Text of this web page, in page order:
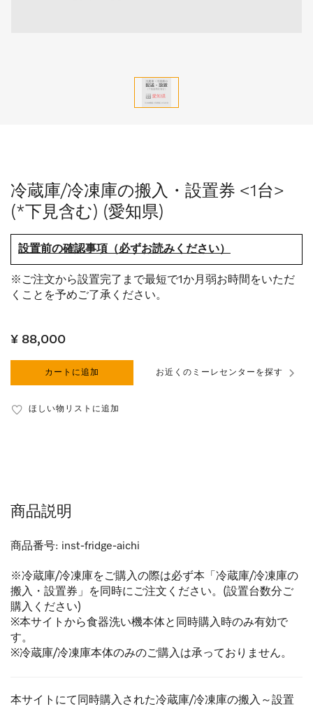
冷蔵庫/冷凍庫の搬入・設置券 <1台>
(*下見含む) (愛知県)
設置前の確認事項（必ずお読みください）
※ご注文から設置完了まで最短で1か月弱お時間をいただ
くことを予めご了承ください。
¥ 88,000
カートに追加 お近くのミーレセンターを探す
ほしい物リストに追加
商品説明
商品番号: inst-fridge-aichi
※冷蔵庫/冷凍庫をご購入の際は必ず本「冷蔵庫/冷凍庫の
搬入・設置券」を同時にご注文ください。(設置台数分ご
購入ください)
※本サイトから食器洗い機本体と同時購入時のみ有効で
す。
※冷蔵庫/冷凍庫本体のみのご購入は承っておりません。
本サイトにて同時購入された冷蔵庫/冷凍庫の搬入～設置